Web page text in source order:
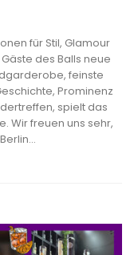
für Stil, Glamour
des Balls neue
feinste
Prominenz
spielt das
Wir freuen uns sehr,